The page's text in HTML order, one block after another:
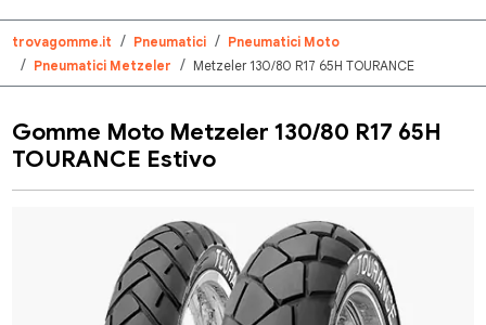
trovagomme.it Pneumatici
Pneumatici Moto
Pneumatici Metzeler
Metzeler 130/80 R17 65H TOURANCE
Gomme Moto Metzeler 130/80 R17 65H
TOURANCE Estivo